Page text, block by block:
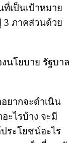
เป็นเป้าหมาย
3 ภาคส่วนด้วย
นโยบาย รัฐบาล
ยากจะดำเนิน
ะไรบ้าง จะมี
ระโยชน์อะไร